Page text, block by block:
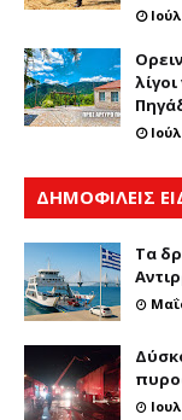
ΔΗΜΟΦΙΛΕΙΣ
Τα